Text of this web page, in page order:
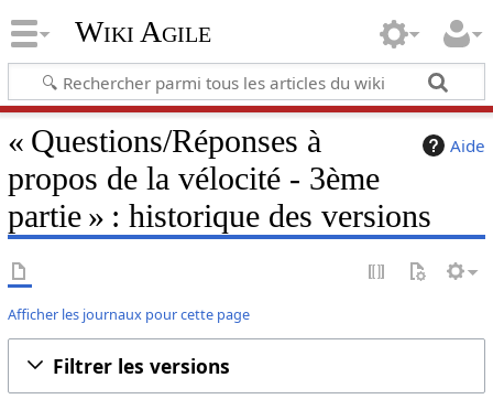
Wiki Agile
Aide
« Questions/Réponses à
propos de la vélocité - 3ème
partie » : historique des versions
Afficher les journaux pour cette page
Filtrer les versions